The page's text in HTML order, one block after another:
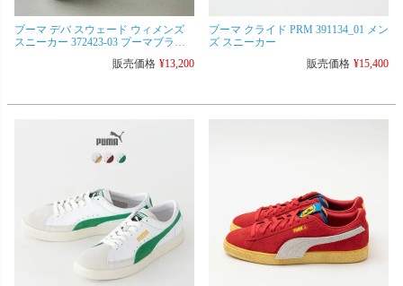
プーマ デバ スウェード ウィメンズ
スニーカー 372423-03 プーマブラッ
販売価格 ¥13,200
プーマ クライド PRM 391134_01 メン
ズ スニーカー
販売価格 ¥15,400